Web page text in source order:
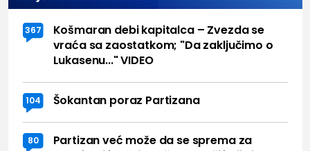
367
Košmaran debi kapitalca – Zvezda se
vraća sa zaostatkom; "Da zaključimo o
Lukasenu..." VIDEO
104 Šokantan poraz Partizana
80
Partizan već može da se sprema za